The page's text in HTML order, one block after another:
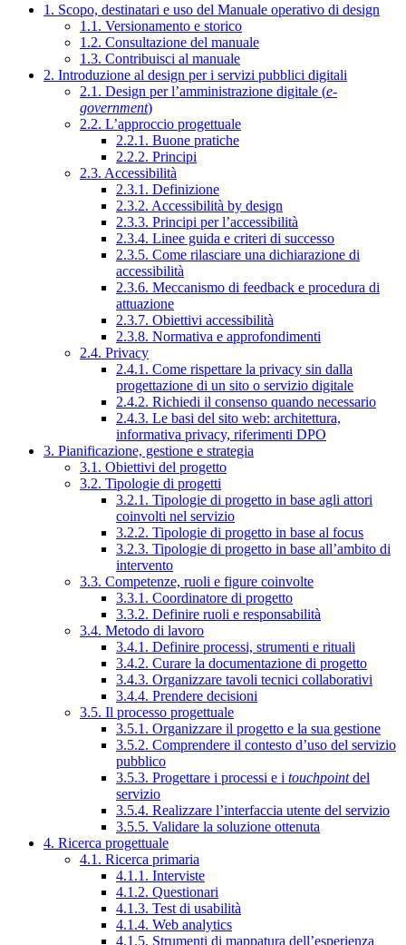
1. Scopo, destinatari e uso del Manuale operativo di design
1.1. Versionamento e storico
1.2. Consultazione del manuale
1.3. Contribuisci al manuale
2. Introduzione al design per i servizi pubblici digitali
2.1. Design per l’amministrazione digitale (e-
government)
2.2. L’approccio progettuale
2.2.1. Buone pratiche
2.2.2. Principi
2.3. Accessibilità
2.3.1. Definizione
2.3.2. Accessibilità by design
2.3.3. Principi per l’accessibilità
2.3.4. Linee guida e criteri di successo
2.3.5. Come rilasciare una dichiarazione di
accessibilità
2.3.6. Meccanismo di feedback e procedura di
attuazione
2.3.7. Obiettivi accessibilità
2.3.8. Normativa e approfondimenti
2.4. Privacy
2.4.1. Come rispettare la privacy sin dalla
progettazione di un sito o servizio digitale
2.4.2. Richiedi il consenso quando necessario
2.4.3. Le basi del sito web: architettura,
informativa privacy, riferimenti DPO
3. Pianificazione, gestione e strategia
3.1. Obiettivi del progetto
3.2. Tipologie di progetti
3.2.1. Tipologie di progetto in base agli attori
coinvolti nel servizio
3.2.2. Tipologie di progetto in base al focus
3.2.3. Tipologie di progetto in base all’ambito di
intervento
3.3. Competenze, ruoli e figure coinvolte
3.3.1. Coordinatore di progetto
3.3.2. Definire ruoli e responsabilità
3.4. Metodo di lavoro
3.4.1. Definire processi, strumenti e rituali
3.4.2. Curare la documentazione di progetto
3.4.3. Organizzare tavoli tecnici collaborativi
3.4.4. Prendere decisioni
3.5. Il processo progettuale
3.5.1. Organizzare il progetto e la sua gestione
3.5.2. Comprendere il contesto d’uso del servizio
pubblico
3.5.3. Progettare i processi e i touchpointdel
servizio
3.5.4. Realizzare l’interfaccia utente del servizio
3.5.5. Validare la soluzione ottenuta
4. Ricerca progettuale
4.1. Ricerca primaria
4.1.1. Interviste
4.1.2. Questionari
4.1.3. Test di usabilità
4.1.4. Web analytics
4.1.5. Strumenti di mappatura dell’esperienza